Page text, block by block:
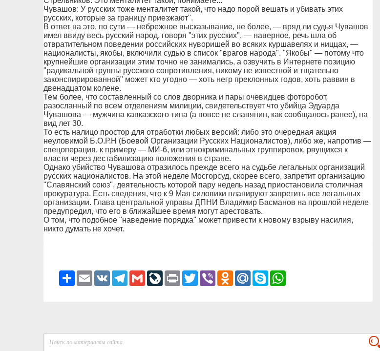
Чувашов: У русских тоже менталитет такой, что надо порой вешать и убивать этих
русских, которые за границу приезжают".
В ответ на это, по сути — небрежное высказывание, не более, — вряд ли судья Чувашов
имел ввиду весь русский народ, говоря "этих русских", — наверное, речь шла об
отвратительном поведении российских нуворишей во всяких куршавелях и ниццах, —
националисты, якобы, включили судью в список "врагов народа". "Якобы" — потому что
крупнейшие организации этим точно не занимались, а озвучить в Интернете позицию
"радикальной группы русского сопротивления, никому не известной и тщательно
законспирированной" может кто угодно — хоть негр преклонных годов, хоть раввин в
двенадцатом колене.
Тем более, что составленный со слов дворника и пары очевидцев фоторобот,
разосланный по всем отделениям милиции, свидетельствует что убийца Эдуарда
Чувашова — мужчина кавказского типа (а вовсе не славянин, как сообщалось ранее), на
вид лет 30.
То есть налицо простор для отработки любых версий: либо это очередная акция
неуловимой Б.О.Р.Н (Боевой Организации Русских Националистов), либо же, напротив —
спецоперация, к примеру — МИ-6, или этнокриминальных группировок, рвущихся к
власти через дестабилизацию положения в стране.
Однако убийство Чувашова отразилось прежде всего на судьбе легальных организаций
русских националистов. На этой неделе Мосгорсуд, скорее всего, запретит организацию
"Славянский союз", деятельность которой пару недель назад приостановила столичная
прокуратура. Есть сведения, что к 9 Мая силовики планируют запретить все легальных
организации. Глава центральной управы ДПНИ Владимир Басманов на прошлой неделе
предупредил, что его в ближайшее время могут арестовать.
О том, что подобное "наведение порядка" может привести к новому взрыву насилия,
никто думать не хочет.
РесурсEmail VK Telegram
GmailLiveJournal
Print TwitterViber Odnoklassniki
Mail.RuSkypeWhatsApp